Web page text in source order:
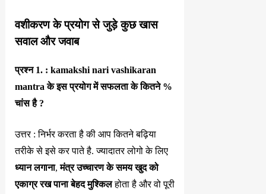
वशीकरण के प्रयोग से जुड़े कुछ खास
सवाल और जवाब
प्रश्न 1. : kamakshi nari vashikaran
mantra के इस प्रयोग में सफलता के कितने %
चांस है ?
उत्तर : निर्भर करता है की आप कितने बढ़िया
तरीके से इसे कर पाते है. ज्यादातर लोगो के लिए
ध्यान लगाना,मंत्र उच्चारण के समय खुद को
एकाग्र रख पाना बेहद मुश्किलहोता है और वो पूरी